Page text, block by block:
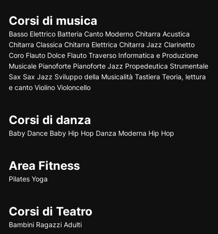
Corsi di musica
Basso Elettrico Batteria Canto Moderno Chitarra Acustica
Chitarra Classica Chitarra Elettrica Chitarra Jazz Clarinetto
Coro Flauto Dolce Flauto Traverso Informatica e Produzione
Musicale Pianoforte Pianoforte Jazz Propedeutica Strumentale
Sax Sax Jazz Sviluppo della Musicalità Tastiera Teoria, lettura
e canto Violino Violoncello
Corsi di danza
Baby Dance Baby Hip Hop Danza Moderna Hip Hop
Area Fitness
Pilates Yoga
Corsi di Teatro
Bambini Ragazzi Adulti